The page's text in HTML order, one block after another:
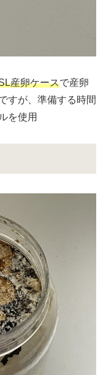
産卵ケースで産卵
すが、準備する時間
を使用